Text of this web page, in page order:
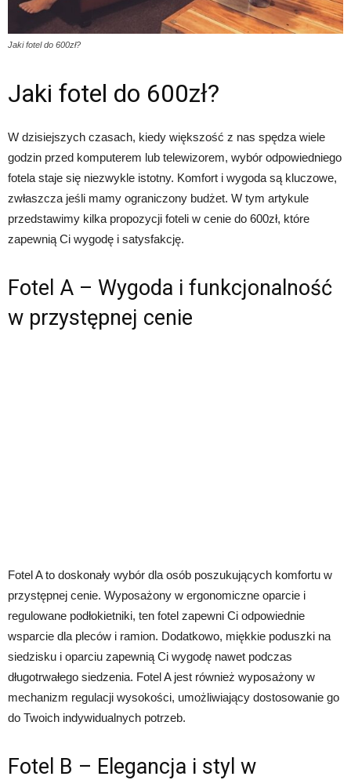
Jaki fotel do 600zł?
Jaki fotel do 600zł?
W dzisiejszych czasach, kiedy większość z nas spędza wiele
godzin przed komputerem lub telewizorem, wybór odpowiedniego
fotela staje się niezwykle istotny. Komfort i wygoda są kluczowe,
zwłaszcza jeśli mamy ograniczony budżet. W tym artykule
przedstawimy kilka propozycji foteli w cenie do 600zł, które
zapewnią Ci wygodę i satysfakcję.
Fotel A – Wygoda i funkcjonalność
w przystępnej cenie
Fotel A to doskonały wybór dla osób poszukujących komfortu w
przystępnej cenie. Wyposażony w ergonomiczne oparcie i
regulowane podłokietniki, ten fotel zapewni Ci odpowiednie
wsparcie dla pleców i ramion. Dodatkowo, miękkie poduszki na
siedzisku i oparciu zapewnią Ci wygodę nawet podczas
długotrwałego siedzenia. Fotel A jest również wyposażony w
mechanizm regulacji wysokości, umożliwiający dostosowanie go
do Twoich indywidualnych potrzeb.
Fotel B – Elegancja i styl w